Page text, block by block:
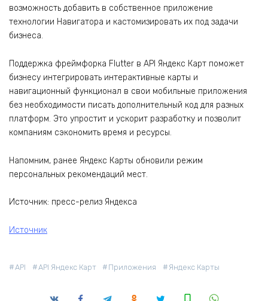
возможность добавить в собственное приложение
технологии Навигатора и кастомизировать их под задачи
бизнеса.
Поддержка фреймфорка Flutter в API Яндекс Карт поможет
бизнесу интегрировать интерактивные карты и
навигационный функционал в свои мобильные приложения
без необходимости писать дополнительный код для разных
платформ. Это упростит и ускорит разработку и позволит
компаниям сэкономить время и ресурсы.
Напомним, ранее Яндекс Карты обновили режим
персональных рекомендаций мест.
Источник: пресс-релиз Яндекса
Источник
API API Яндекс Карт Приложения Яндекс Карты